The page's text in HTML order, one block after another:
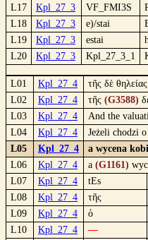
L17
Kpl_27_3 VF_FMI3S
L18
Kpl_27_3 e)/stai
L19
Kpl_27_3 estai
L20
Kpl_27_3 Kpl_27_3_1
L01 Kpl_27_4
τῆς δὲ
L02
Kpl_27_4 τῆς (G3588)
L03
Kpl_27_4
And the
L04
Kpl_27_4
Jeżeli chodzi
L05
Kpl_27_4
a wycena
L06
Kpl_27_4 a (G1161)
L07
Kpl_27_4 tEs
L08
Kpl_27_4 τῆς
L09
Kpl_27_4 ὁ
L10
Kpl_27_4 —